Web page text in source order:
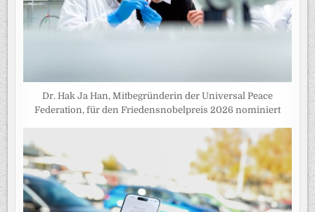
Dr. Hak Ja Han, Mitbegründerin der Universal Peace
Federation, für den Friedensnobelpreis 2026 nominiert